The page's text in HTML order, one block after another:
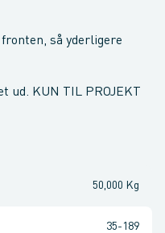
så yderligere
ud. KUN TIL PROJEKT
50,000 Kg
35-189